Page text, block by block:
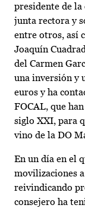
presidente de
junta rectora y
entre otros, así
Joaquín
del Carmen
una inversión y
euros y ha
FOCAL, que
siglo XXI, para
vino de la DO
En un día en el
movilizaciones
reivindicando
consejero ha